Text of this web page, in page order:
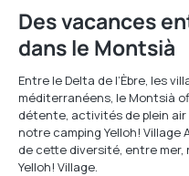
Des vacances
dans le Montsià
Entre le Delta de l’Èbre, les
méditerranéens, le Montsià
détente, activités de plein
notre camping Yelloh!
de cette diversité, entre
Yelloh! Village.